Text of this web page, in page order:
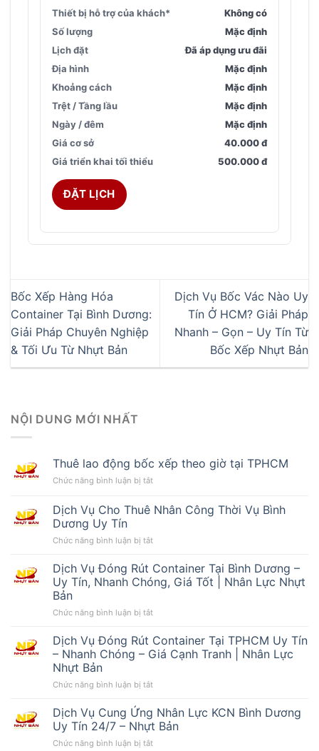
Thiết bị hỗ trợ của khách*
Không có
Số lượng
Mặc định
Lịch đặt
Đã áp dụng ưu đãi
Địa hình
Mặc định
Khoảng cách
Mặc định
Trệt / Tầng lầu
Mặc định
Ngày / đêm
Mặc định
Giá cơ sở
40.000 đ
Giá triển khai tối thiểu
500.000 đ
ĐẶT LỊCH
Bốc Xếp Hàng Hóa
Container Tại Bình Dương:
Giải Pháp Chuyên Nghiệp
& Tối Ưu Từ Nhựt Bản
Dịch Vụ Bốc Vác Nào Uy
Tín Ở HCM? Giải Pháp
Nhanh – Gọn – Uy Tín Từ
Bốc Xếp Nhựt Bản
NỘI DUNG MỚI NHẤT
Thuê lao động bốc xếp theo giờ tại TPHCM
Chức năng bình luận bị tắtở
lao
động
xếp
giờ
TPHCM
Dịch Vụ Cho Thuê Nhân Công Thời Vụ Bình
Dương Uy Tín
Chức năng bình luận bị tắtở
Vụ
Cho
Thuê
Công
Vụ
Bình
Dương
Tín
Dịch Vụ Đóng Rút Container Tại Bình Dương –
Uy Tín, Nhanh Chóng, Giá Tốt | Nhân Lực Nhựt
Bản
Chức năng bình luận bị tắtở
Vụ
Đóng
Rút
Tại
Dương
–
Uy
Tín,
Dịch Vụ Đóng Rút Container Tại TPHCM Uy Tín
– Nhanh Chóng – Giá Cạnh Tranh | Nhân Lực
Nhựt Bản
Chức năng bình luận bị tắtở
Vụ
Đóng
Rút
Container
Dịch Vụ Cung Ứng Nhân Lực KCN Bình Dương
Uy Tín 24/7 – Nhựt Bản
Chức năng bình luận bị tắtở